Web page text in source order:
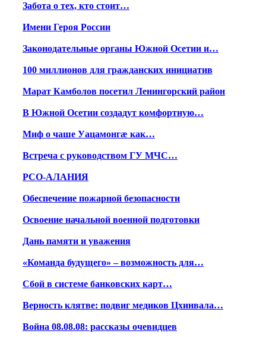
Забота о тех, кто стоит…
Имени Героя России
Законодательные органы Южной Осетии и…
100 миллионов для гражданских инициатив
Марат Камболов посетил Ленингорский район
В Южной Осетии создадут комфортную…
Миф о чаше Уацамонгæ как…
Встреча с руководством ГУ МЧС…
РСО-АЛАНИЯ
Обеспечение пожарной безопасности
Освоение начальной военной подготовки
Дань памяти и уважения
«Команда будущего» – возможность для…
Сбой в системе банковских карт…
Верность клятве: подвиг медиков Цхинвала…
Война 08.08.08: рассказы очевидцев